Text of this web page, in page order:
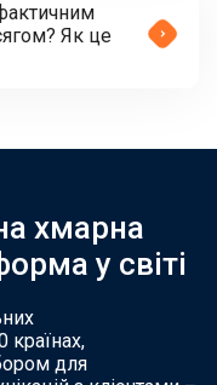
Як це
хмарна
у світі
країнах,
для